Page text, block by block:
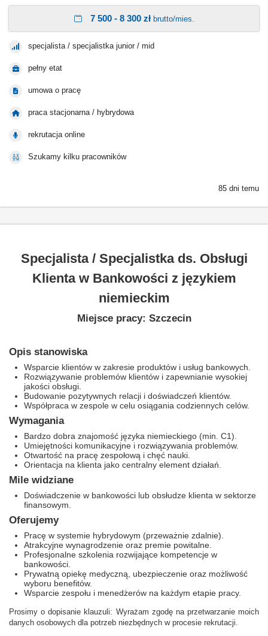
7 500 - 8 300 złbrutto/mies.
specjalista / specjalistka junior / mid
pełny etat
umowa o pracę
praca stacjonarna / hybrydowa
rekrutacja online
Szukamy kilku pracowników
85 dni temu
Specjalista / Specjalistka ds. Obsługi
Klienta w Bankowości z językiem
niemieckim
Miejsce pracy: Szczecin
Opis stanowiska
Wsparcie klientów w zakresie produktów i usług bankowych.
Rozwiązywanie problemów klientów i zapewnianie wysokiej
jakości obsługi.
Budowanie pozytywnych relacji i doświadczeń klientów.
Współpraca w zespole w celu osiągania codziennych celów.
Wymagania
Bardzo dobra znajomość języka niemieckiego (min. C1).
Umiejętności komunikacyjne i rozwiązywania problemów.
Otwartość na pracę zespołową i chęć nauki.
Orientacja na klienta jako centralny element działań.
Mile widziane
Doświadczenie w bankowości lub obsłudze klienta w sektorze
finansowym.
Oferujemy
Pracę w systemie hybrydowym (przeważnie zdalnie).
Atrakcyjne wynagrodzenie oraz premie powitalne.
Profesjonalne szkolenia rozwijające kompetencje w
bankowości.
Prywatną opiekę medyczną, ubezpieczenie oraz możliwość
wyboru benefitów.
Wsparcie zespołu i menedżerów na każdym etapie pracy.
Prosimy o dopisanie klauzuli: Wyrażam zgodę na przetwarzanie moich
danych osobowych dla potrzeb niezbędnych w procesie rekrutacji.